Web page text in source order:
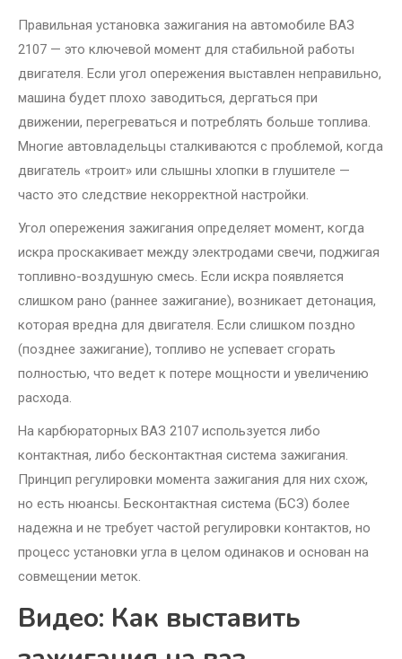
Правильная установка зажигания на автомобиле ВАЗ
2107 — это ключевой момент для стабильной работы
двигателя. Если угол опережения выставлен неправильно,
машина будет плохо заводиться, дергаться при
движении, перегреваться и потреблять больше топлива.
Многие автовладельцы сталкиваются с проблемой, когда
двигатель «троит» или слышны хлопки в глушителе —
часто это следствие некорректной настройки.
Угол опережения зажигания определяет момент, когда
искра проскакивает между электродами свечи, поджигая
топливно-воздушную смесь. Если искра появляется
слишком рано (раннее зажигание), возникает детонация,
которая вредна для двигателя. Если слишком поздно
(позднее зажигание), топливо не успевает сгорать
полностью, что ведет к потере мощности и увеличению
расхода.
На карбюраторных ВАЗ 2107 используется либо
контактная, либо бесконтактная система зажигания.
Принцип регулировки момента зажигания для них схож,
но есть нюансы. Бесконтактная система (БСЗ) более
надежна и не требует частой регулировки контактов, но
процесс установки угла в целом одинаков и основан на
совмещении меток.
Видео: Как выставить